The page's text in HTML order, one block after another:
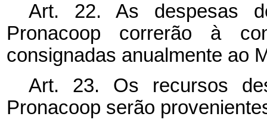
Art. 22. As despesas
Pronacoop correrão à
consignadas anualmente ao
Art. 23. Os recursos
Pronacoop serão